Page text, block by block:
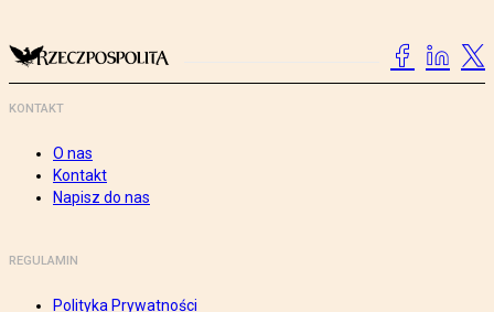
KONTAKT
O nas
Kontakt
Napisz do nas
REGULAMIN
Polityka Prywatności